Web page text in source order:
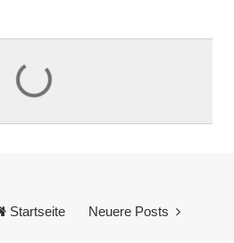
Startseite Neuere Posts